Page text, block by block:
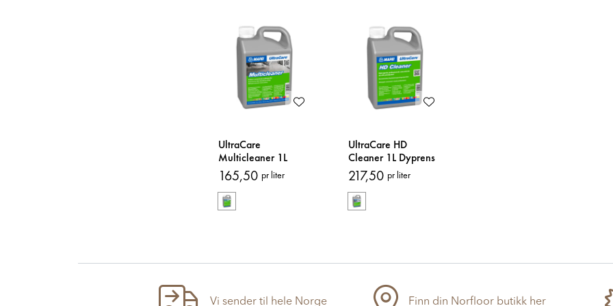
UltraCare
Multicleaner 1L
Rengjøringsmiddel
165,50 pr liter
UltraCare HD
Cleaner 1L Dyprens
217,50 pr liter
Vi sender til hele Norge Finn din Norfloor butikk her